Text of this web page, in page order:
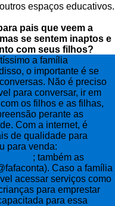
espaços educativos.
pais que veem a
se sentem inaptos e
com seus filhos?
a família
o importante é se
Não é preciso
para conversar, ir em
os filhos e as filhas,
perante as
Com a internet, é
de qualidade para
para venda:
; também as
Caso a família
acessar serviços como
para emprestar
para essa